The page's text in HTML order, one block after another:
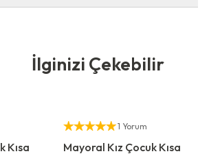
Çekebilir
Kısa
Yetkili Satıcı
1 Yorum
Mayoral Kız Çocuk Kısa